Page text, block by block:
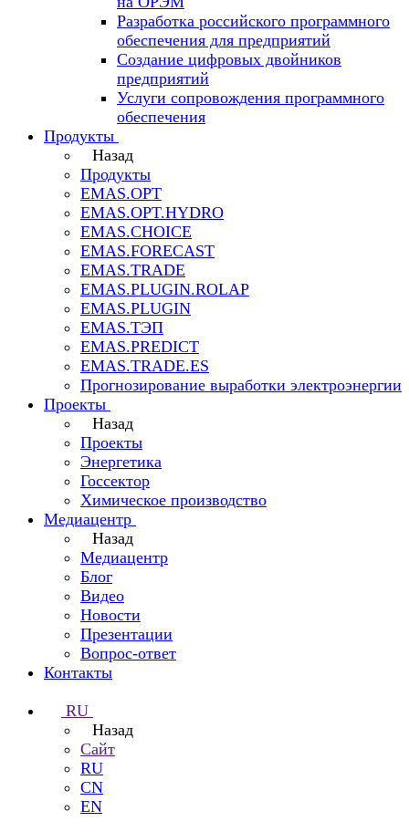
Разработка российского программного
обеспечения для предприятий
Создание цифровых двойников
предприятий
Услуги сопровождения программного
обеспечения
Продукты
Назад
Продукты
EMAS.OPT
EMAS.OPT.HYDRO
EMAS.CHOICE
EMAS.FORECAST
EMAS.TRADE
EMAS.PLUGIN.ROLAP
EMAS.PLUGIN
EMAS.ТЭП
EMAS.PREDICT
EMAS.TRADE.ES
Прогнозирование выработки электроэнергии
Проекты
Назад
Проекты
Энергетика
Госсектор
Химическое производство
Медиацентр
Назад
Медиацентр
Блог
Видео
Новости
Презентации
Вопрос-ответ
Контакты
RU
Назад
Сайт
RU
CN
EN